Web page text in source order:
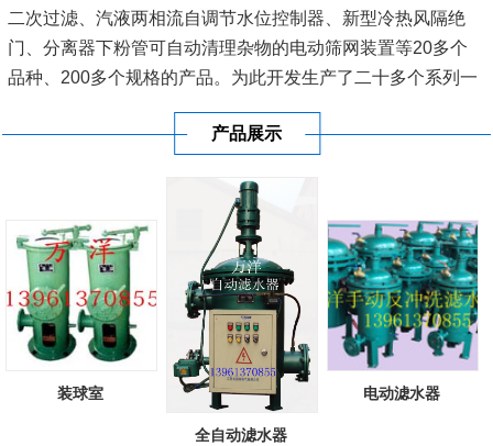
二次过滤、汽液两相流自调节水位控制器、新型冷热风隔绝
门、分离器下粉管可自动清理杂物的电动筛网装置等20多个
品种、200多个规格的产品。为此开发生产了二十多个系列一
厚爱。
连云港市万洋电力机械设备有限公司，位于新亚欧大陆桥东桥
[查看详情]
产品展示
装球室
全自动滤水器
电动滤水器